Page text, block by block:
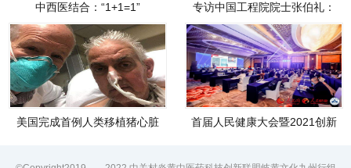
中西医结合：“1+1=1”
专访中国工程院院士张伯礼：
美国完成首例人类移植猪心脏
首届人民健康大会暨2021创新